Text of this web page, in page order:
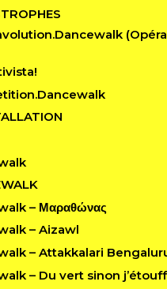
– Μαραθώνας
– Aizawl
– Attakkalari
– Du vert sinon